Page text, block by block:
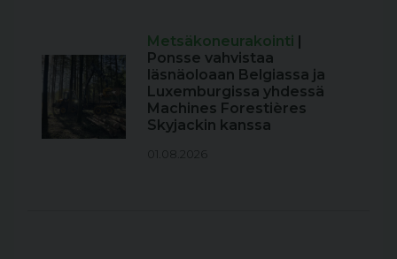
Metsäkoneurakointi |
Ponsse vahvistaa
läsnäoloaan Belgiassa ja
Luxemburgissa yhdessä
Machines Forestières
Skyjackin kanssa
01.08.2026